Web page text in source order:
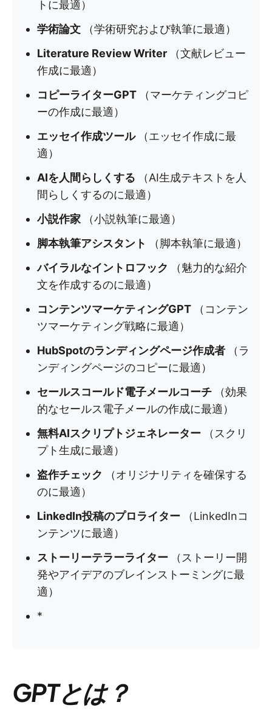
トに最適）
学術論文
（学術研究および執筆に最適）
Literature Review Writer
（文献レビュー
作成に最適）
コピーライターGPT
（マーケティングコピ
ーの作成に最適）
エッセイ作成ツール
（エッセイ作成に最
適）
AIを人間らしくする
（AI生成テキストを人
間らしくするのに最適）
小説作家
（小説執筆に最適）
脚本執筆アシスタント
（脚本執筆に最適）
バイラルなイントロフック
（魅力的な紹介
文を作成するのに最適）
コンテンツマーケティングGPT
（コンテン
ツマーケティング戦略に最適）
HubSpotのランディングページ作成者
（ラ
ンディングページのコピーに最適）
セールスコールド電子メールコーチ
（効果
的なセールス電子メールの作成に最適）
無料AIスクリプトジェネレーター
（スクリ
プト生成に最適）
盗作チェック
（オリジナリティを確保する
のに最適）
LinkedIn投稿のプロライター
（LinkedInコ
ンテンツに最適）
ストーリーテラーライター
（ストーリー開
発やアイデアのブレインストーミングに最
適）
*
GPTとは？